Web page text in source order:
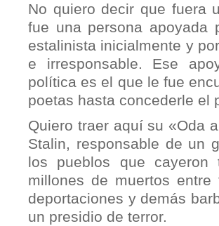
No quiero decir que fuera
fue una persona apoyada
estalinista inicialmente y
e irresponsable. Ese
política es el que le fue
poetas hasta concederle el
Quiero traer aquí su «Oda
Stalin, responsable de un
los pueblos que
millones de muertos entre
deportaciones y demás
un presidio de terror.